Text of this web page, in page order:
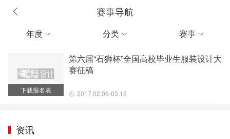
赛事导航
年度  分类  赛事 
下载报名表
第六届“石狮杯”全国高校毕业生服装设计大
赛征稿
2017.02.06-03.15
资讯